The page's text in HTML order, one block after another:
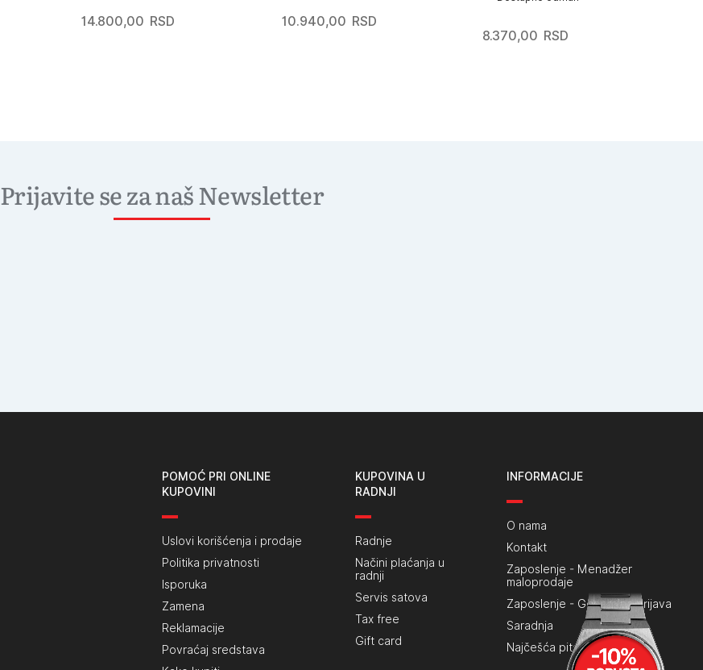
14.800,00 RSD 10.940,00 RSD
8.370,00 RSD
Prijavite se za naš Newsletter
POMOĆ PRI ONLINE
KUPOVINI
Uslovi korišćenja i prodaje
Politika privatnosti
Isporuka
Zamena
Reklamacije
Povraćaj sredstava
KUPOVINA U
RADNJI
Radnje
Načini plaćanja u
radnji
Servis satova
Tax free
Gift card
INFORMACIJE
O nama
Kontakt
Zaposlenje - Menadžer
maloprodaje
Zaposlenje - Generalna prijava
Saradnja
Najčešća pitanja